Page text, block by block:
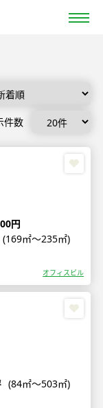
件数
円
(169㎡〜235㎡)
オフィスビル
(84㎡〜503㎡)